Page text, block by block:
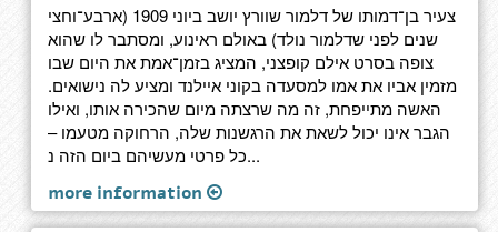
צעיר בן־דמותו של דלמור שוורץ יושב ביוני 1909 (ארבע־וחצי
שנים לפני שדלמור נולד) באולם ראינוע, ומסתבר לו שהוא
צופה בסרט אילם קופצני, המציג בזמן־אמת את היום שבו
מזמין אביו את אמו למסעדה בקוני איילנד ומציע לה נישואים.
האשה מתייפחת, זה מה שרצתה מיום שהכירה אותו, ואילו
הגבר אינו יכול לשאת את הרגשנות שלה, הרחוקה מטעמו –
כל פרטי מעשיהם ביום הזה נ...
more information